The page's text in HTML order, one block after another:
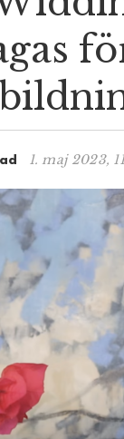
1. maj 2023,